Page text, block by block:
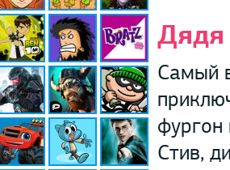
Дядя
Самый
фургон
Стив,